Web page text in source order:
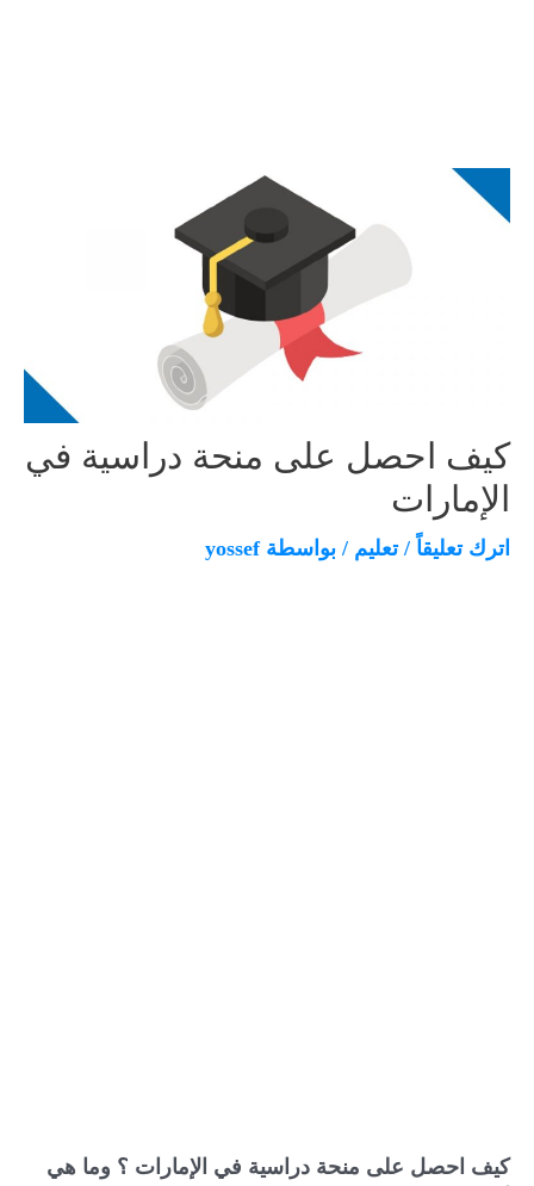
كيف احصل على منحة دراسية في
الإمارات
اترك تعليقاً /تعليم / بواسطة yossef
كيف احصل على منحة دراسية في الإمارات ؟ وما هي